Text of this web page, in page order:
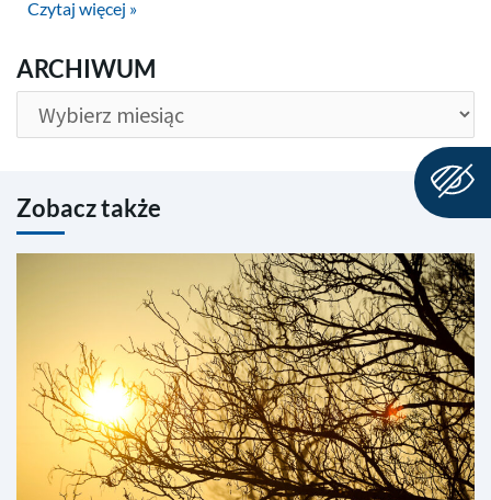
Czytaj więcej »
ARCHIWUM
ARCHIWUM
Zobacz także